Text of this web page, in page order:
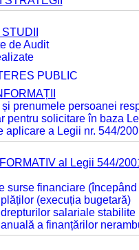
de Audit
PUBLIC
prenumele persoanei
pentru solicitare în baza
aplicare a Legii nr. 544/
al Legii 544/
surse financiare
(execuția bugetară)
salariale
a finanțărilor